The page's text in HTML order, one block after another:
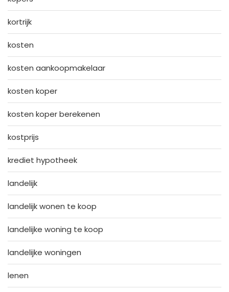
kortrijk
kosten
kosten aankoopmakelaar
kosten koper
kosten koper berekenen
kostprijs
krediet hypotheek
landelijk
landelijk wonen te koop
landelijke woning te koop
landelijke woningen
lenen